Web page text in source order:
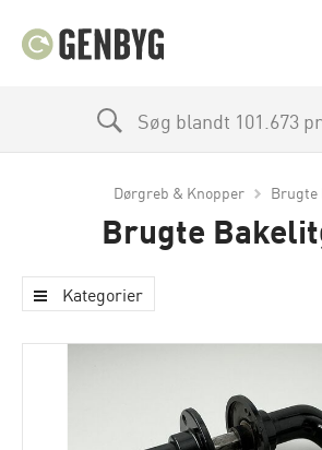
Søg blandt 101.673
Dørgreb & Knopper Brugte
Brugte
Kategorier